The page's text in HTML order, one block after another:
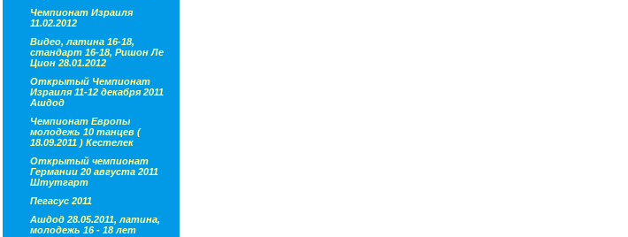
Чемпионат Израиля
11.02.2012
Видео, латина 16-18,
стандарт 16-18, Ришон Ле
Цион 28.01.2012
Открытый Чемпионат
Израиля 11-12 декабря 2011
Ашдод
Чемпионат Европы
молодежь 10 танцев (
18.09.2011 ) Кестелек
Открытый чемпионат
Германии 20 августа 2011
Штутгарт
Пегасус 2011
Ашдод 28.05.2011, латина,
молодежь 16 - 18 лет